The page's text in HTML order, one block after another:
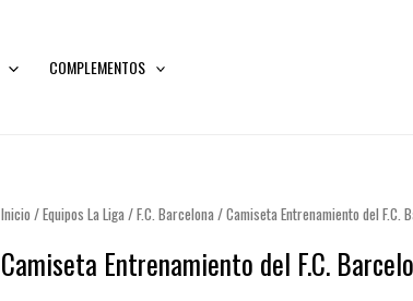
COMPLEMENTOS
Inicio /Equipos La Liga/F.C. Barcelona/ Camiseta Entrenamiento del F.C.
Camiseta Entrenamiento del F.C.
El
precio
El
precio
Camiseta
del